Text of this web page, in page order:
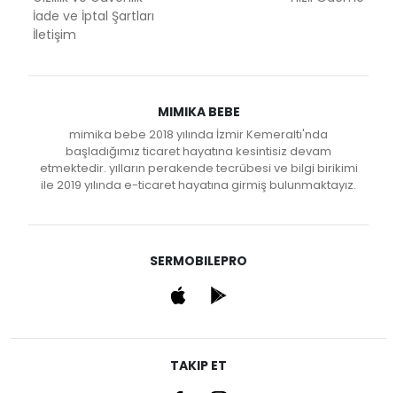
İade ve İptal Şartları
İletişim
MIMIKA BEBE
mimika bebe 2018 yılında İzmir Kemeraltı'nda
başladığımız ticaret hayatına kesintisiz devam
etmektedir. yılların perakende tecrübesi ve bilgi birikimi
ile 2019 yılında e-ticaret hayatına girmiş bulunmaktayız.
SERMOBILEPRO
TAKIP ET